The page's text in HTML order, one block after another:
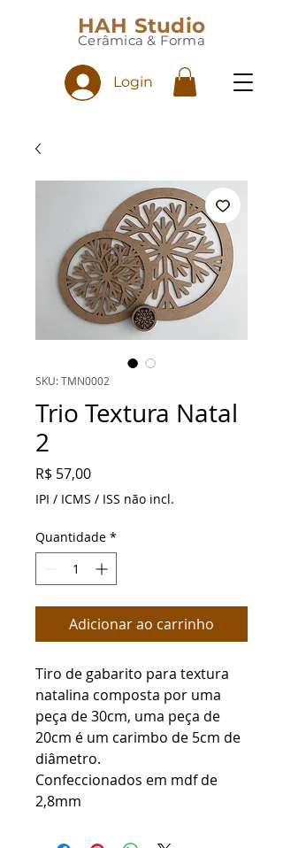
HAH Studio
Cerâmica & Forma
Login
SKU: TMN0002
Trio Textura Natal
2
R$ 57,00Preço
IPI / ICMS / ISS não incl.
Quantidade *
Adicionar ao carrinho
Tiro de gabarito para textura
natalina composta por uma
peça de 30cm, uma peça de
20cm é um carimbo de 5cm de
diâmetro.
Confeccionados em mdf de
2,8mm